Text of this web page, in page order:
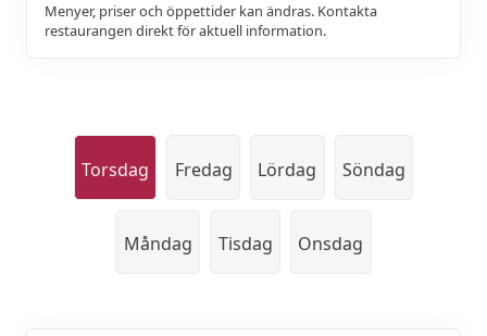
Menyer, priser och öppettider kan ändras. Kontakta
restaurangen direkt för aktuell information.
Torsdag Fredag Lördag Söndag
Måndag Tisdag Onsdag